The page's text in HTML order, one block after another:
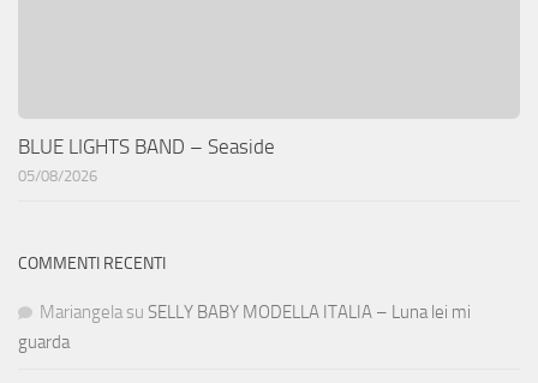
BLUE LIGHTS BAND – Seaside
05/08/2026
COMMENTI RECENTI
Mariangela su SELLY BABY MODELLA ITALIA – Luna lei mi
guarda